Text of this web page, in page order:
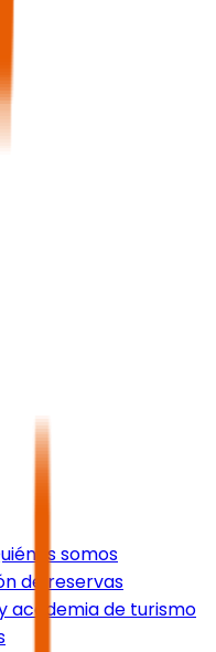
somos
de reservas
academia de turismo